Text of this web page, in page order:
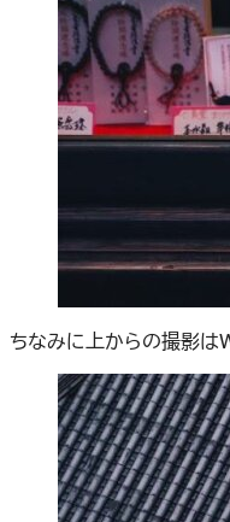
ちなみに上からの撮影は